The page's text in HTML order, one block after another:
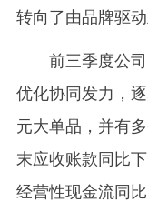
转向了由品牌驱
前三季度公
优化协同发力，
元大单品，并有
末应收账款同比
经营性现金流同